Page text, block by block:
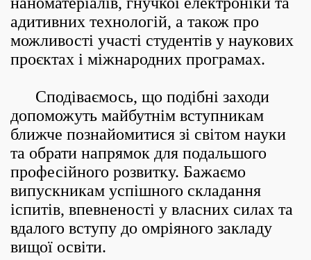
адитивних технологій, а також про
можливості участі студентів у наукових
проєктах і міжнародних програмах.
Сподіваємось, що подібні заходи
допоможуть майбутнім вступникам
ближче познайомитися зі світом науки
та обрати напрямок для подальшого
професійного розвитку. Бажаємо
випускникам успішного складання
іспитів, впевненості у власних силах та
вдалого вступу до омріяного закладу
вищої освіти.